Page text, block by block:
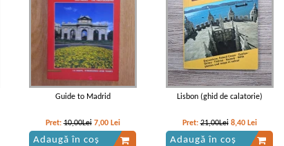
Guide to Madrid
Pret:10,00Lei 7,00 Lei
Adaugă în coș
Lisbon (ghid de calatorie)
Pret:21,00Lei 8,40 Lei
Adaugă în coș